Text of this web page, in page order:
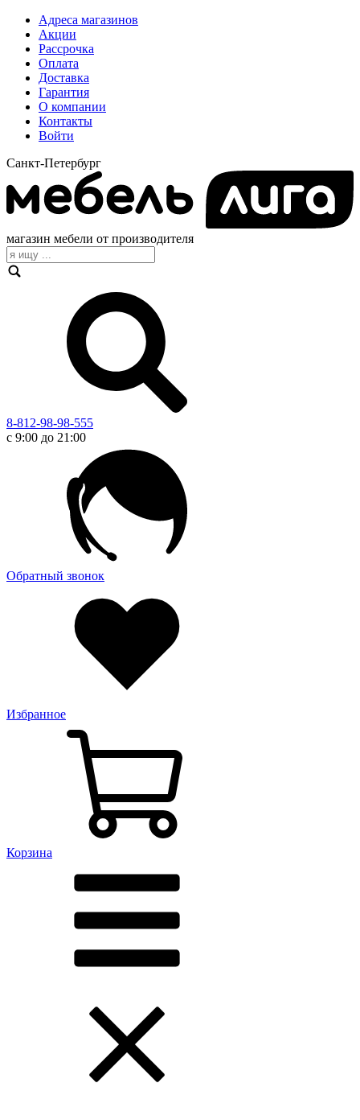
Адреса магазинов
Акции
Рассрочка
Оплата
Доставка
Гарантия
О компании
Контакты
Войти
Санкт-Петербург
магазин мебели от производителя
8-812-98-98-555
с 9:00 до 21:00
Обратный звонок
Избранное
Корзина